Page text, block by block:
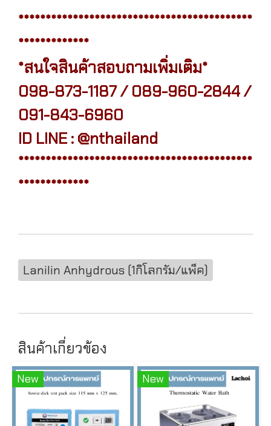
*******************************************
*************
*สนใจสินค้าสอบถามเพิ่มเติม*
098-873-1187 / 089-960-2844 /
091-843-6960
ID LINE : @nthailand
*******************************************
*************
Lanilin Anhydrous (1กิโลกรัม/แพ็ค)
สินค้าเกี่ยวข้อง
New New